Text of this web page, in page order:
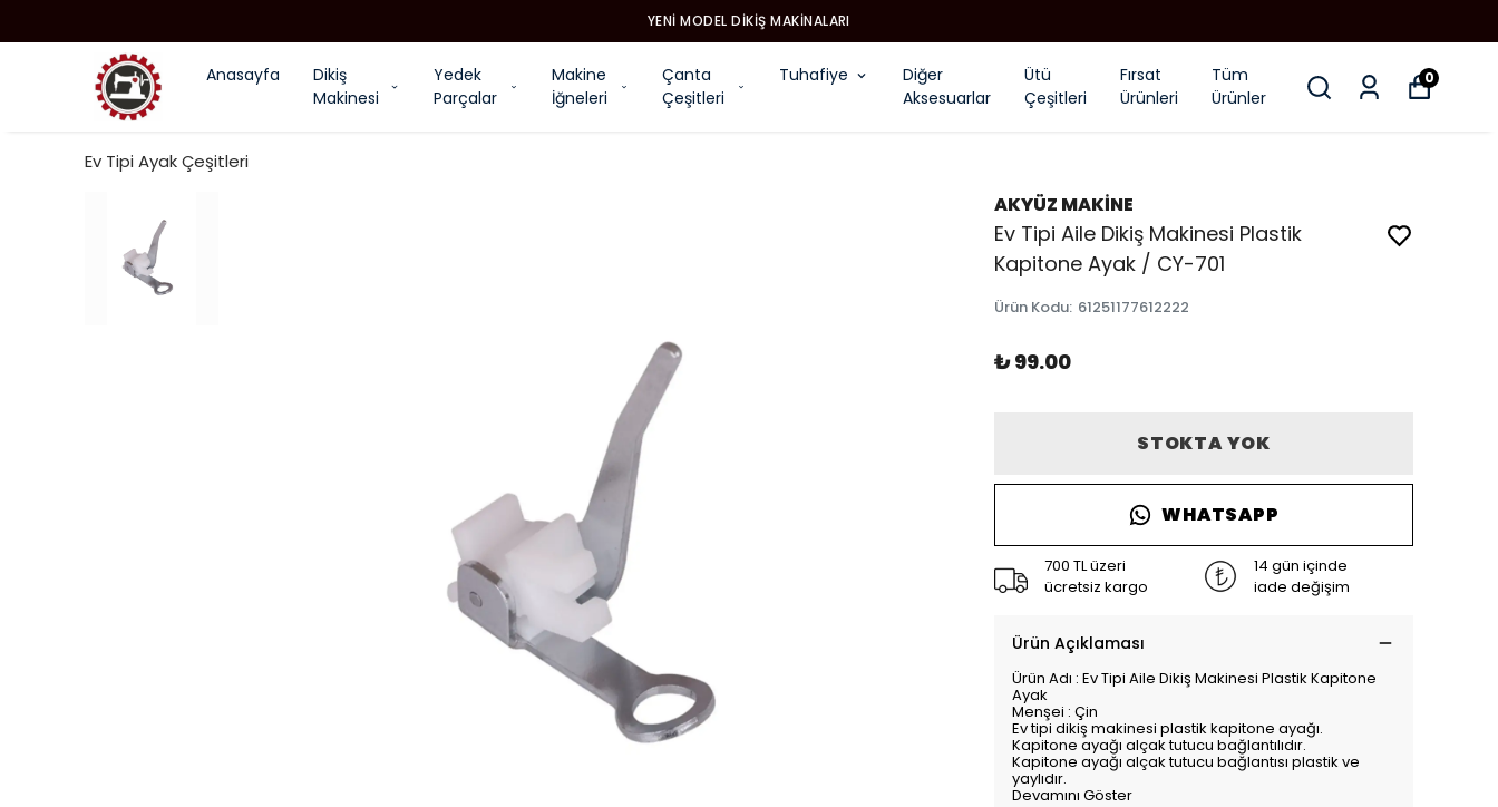
YENI MODEL DIKIŞ MAKINALARI
Anasayfa
Dikiş
Makinesi
Yedek
Parçalar
Makine
İğneleri
Çanta
Çeşitleri
Tuhafiye
Diğer
Aksesuarlar
Ütü
Çeşitleri
Fırsat
Ürünleri
Tüm
Ürünler
0
Ev Tipi Ayak Çeşitleri
AKYÜZ MAKİNE
Ev Tipi Aile Dikiş Makinesi Plastik
Kapitone Ayak / CY-701
Ürün Kodu: 61251177612222
₺ 99.00
STOKTA YOK
WHATSAPP
700 TL üzeri
ücretsiz kargo
14 gün içinde
iade değişim
Ürün Açıklaması
Ürün Adı : Ev Tipi Aile Dikiş Makinesi Plastik Kapitone
Ayak
Menşei : Çin
Ev tipi dikiş makinesi plastik kapitone ayağı.
Kapitone ayağı alçak tutucu bağlantılıdır.
Kapitone ayağı alçak tutucu bağlantısı plastik ve
yaylıdır.
Devamını Göster